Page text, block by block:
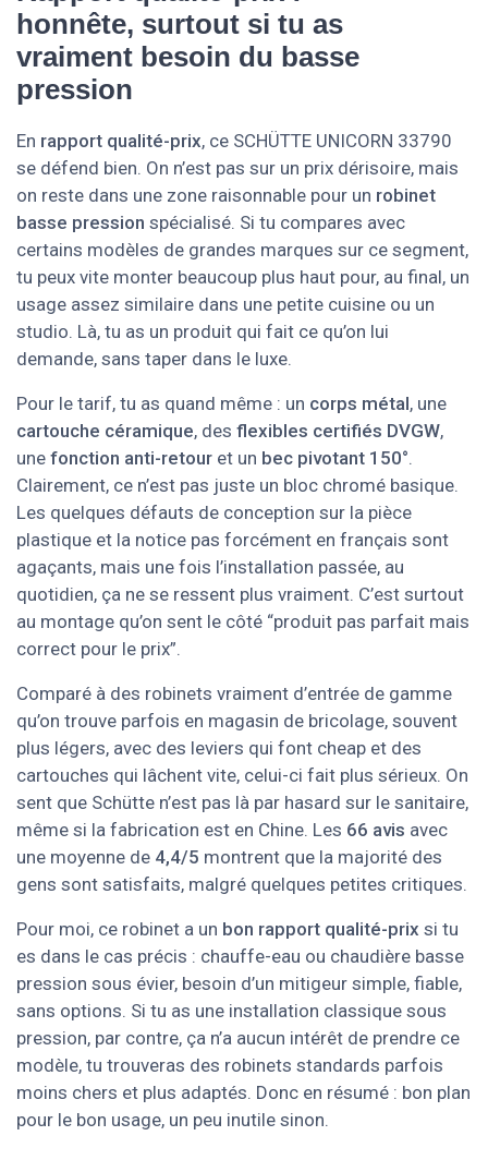
honnête, surtout si tu as
vraiment besoin du basse
pression
En rapport qualité-prix, ce SCHÜTTE UNICORN 33790
se défend bien. On n’est pas sur un prix dérisoire, mais
on reste dans une zone raisonnable pour un robinet
basse pression spécialisé. Si tu compares avec
certains modèles de grandes marques sur ce segment,
tu peux vite monter beaucoup plus haut pour, au final, un
usage assez similaire dans une petite cuisine ou un
studio. Là, tu as un produit qui fait ce qu’on lui
demande, sans taper dans le luxe.
Pour le tarif, tu as quand même : un corps métal, une
cartouche céramique, des flexibles certifiés DVGW,
une fonction anti-retour et un bec pivotant 150°.
Clairement, ce n’est pas juste un bloc chromé basique.
Les quelques défauts de conception sur la pièce
plastique et la notice pas forcément en français sont
agaçants, mais une fois l’installation passée, au
quotidien, ça ne se ressent plus vraiment. C’est surtout
au montage qu’on sent le côté “produit pas parfait mais
correct pour le prix”.
Comparé à des robinets vraiment d’entrée de gamme
qu’on trouve parfois en magasin de bricolage, souvent
plus légers, avec des leviers qui font cheap et des
cartouches qui lâchent vite, celui-ci fait plus sérieux. On
sent que Schütte n’est pas là par hasard sur le sanitaire,
même si la fabrication est en Chine. Les 66 avis avec
une moyenne de 4,4/5 montrent que la majorité des
gens sont satisfaits, malgré quelques petites critiques.
Pour moi, ce robinet a un bon rapport qualité-prix si tu
es dans le cas précis : chauffe-eau ou chaudière basse
pression sous évier, besoin d’un mitigeur simple, fiable,
sans options. Si tu as une installation classique sous
pression, par contre, ça n’a aucun intérêt de prendre ce
modèle, tu trouveras des robinets standards parfois
moins chers et plus adaptés. Donc en résumé : bon plan
pour le bon usage, un peu inutile sinon.